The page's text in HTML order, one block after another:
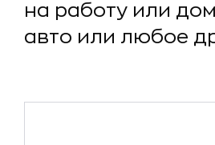
на работу или
авто или любое